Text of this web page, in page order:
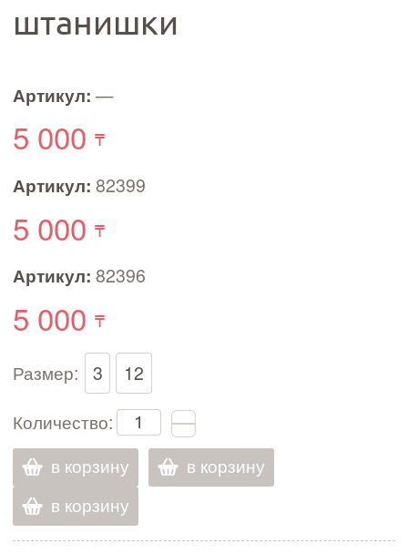
штанишки
Артикул: —
5 000
Артикул: 82399
5 000
Артикул: 82396
5 000
Размер: 3
12
Количество:
в корзину
в корзину
в корзину